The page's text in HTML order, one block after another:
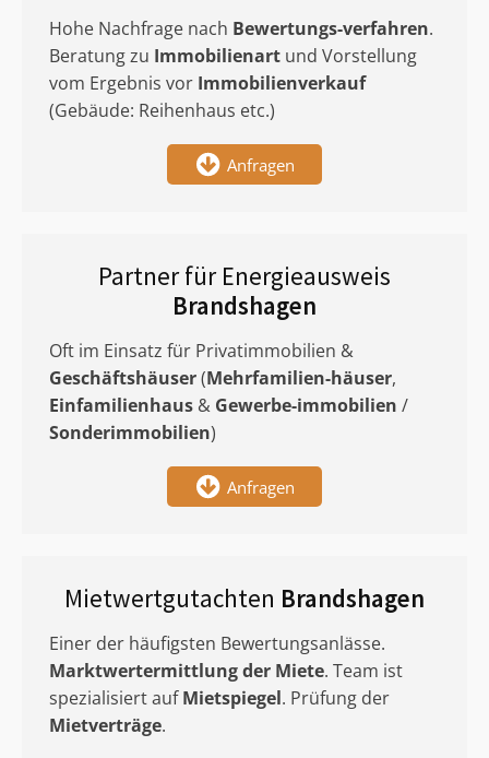
Hohe Nachfrage nach Bewertungs-verfahren.
Beratung zu Immobilienart und Vorstellung
vom Ergebnis vor Immobilienverkauf
(Gebäude: Reihenhaus etc.)
Anfragen
Partner für Energieausweis
Brandshagen
Oft im Einsatz für Privatimmobilien &
Geschäftshäuser(Mehrfamilien-häuser,
Einfamilienhaus & Gewerbe-immobilien /
Sonderimmobilien)
Anfragen
Mietwertgutachten Brandshagen
Einer der häufigsten Bewertungsanlässe.
Marktwertermittlungder Miete. Team ist
spezialisiert aufMietspiegel. Prüfung der
Mietverträge.